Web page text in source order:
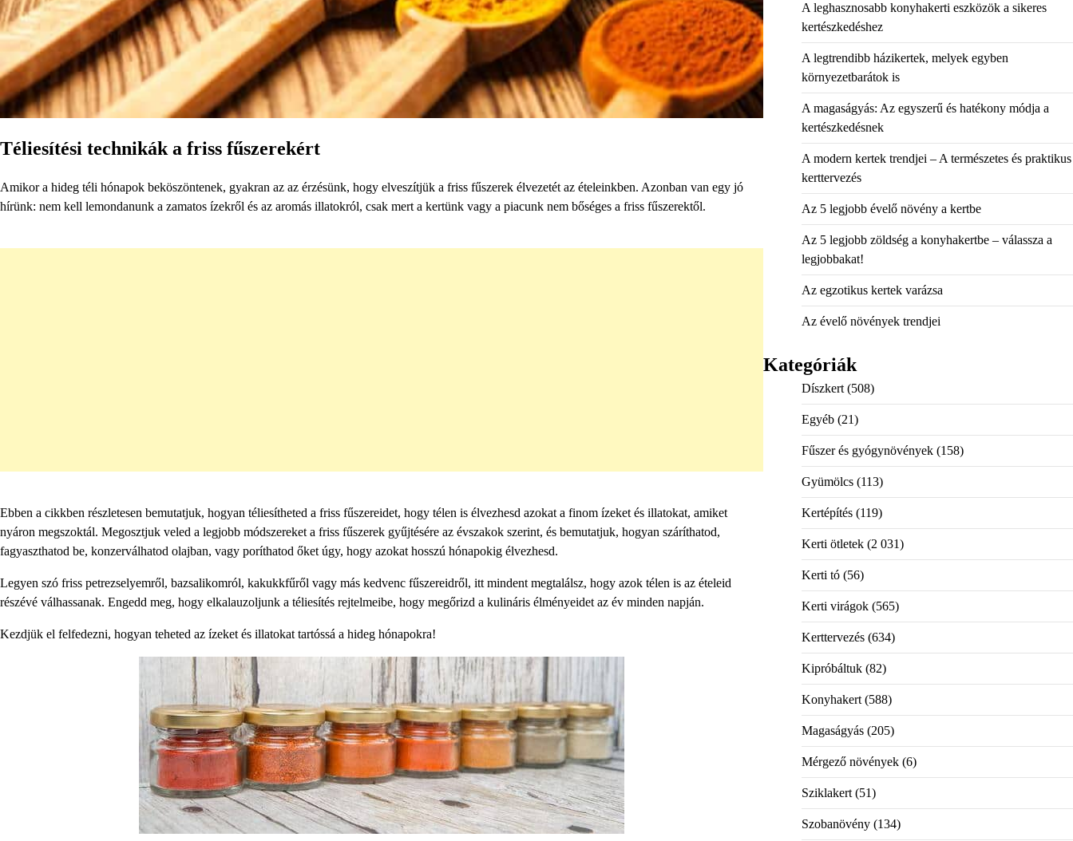
Téliesítési technikák a friss fűszerekért
Amikor a hideg téli hónapok beköszöntenek, gyakran az az érzésünk, hogy elveszítjük a friss fűszerek élvezetét az ételeinkben. Azonban van egy jó
hírünk: nem kell lemondanunk a zamatos ízekről és az aromás illatokról, csak mert a kertünk vagy a piacunk nem bőséges a friss fűszerektől.
Ebben a cikkben részletesen bemutatjuk, hogyan téliesítheted a friss fűszereidet, hogy télen is élvezhesd azokat a finom ízeket és illatokat, amiket
nyáron megszoktál. Megosztjuk veled a legjobb módszereket a friss fűszerek gyűjtésére az évszakok szerint, és bemutatjuk, hogyan száríthatod,
fagyaszthatod be, konzerválhatod olajban, vagy poríthatod őket úgy, hogy azokat hosszú hónapokig élvezhesd.
Legyen szó friss petrezselyemről, bazsalikomról, kakukkfűről vagy más kedvenc fűszereidről, itt mindent megtalálsz, hogy azok télen is az ételeid
részévé válhassanak. Engedd meg, hogy elkalauzoljunk a téliesítés rejtelmeibe, hogy megőrizd a kulináris élményeidet az év minden napján.
Kezdjük el felfedezni, hogyan teheted az ízeket és illatokat tartóssá a hideg hónapokra!
A leghasznosabb konyhakerti eszközök a sikeres
kertészkedéshez
A legtrendibb házikertek, melyek egyben
környezetbarátok is
A magaságyás: Az egyszerű és hatékony módja a
kertészkedésnek
A modern kertek trendjei – A természetes és praktikus
kerttervezés
Az 5 legjobb évelő növény a kertbe
Az 5 legjobb zöldség a konyhakertbe – válassza a
legjobbakat!
Az egzotikus kertek varázsa
Az évelő növények trendjei
Kategóriák
Díszkert(508)
Egyéb(21)
Fűszer és gyógynövények(158)
Gyümölcs(113)
Kertépítés(119)
Kerti ötletek(2 031)
Kerti tó(56)
Kerti virágok(565)
Kerttervezés(634)
Kipróbáltuk(82)
Konyhakert(588)
Magaságyás(205)
Mérgező növények(6)
Sziklakert(51)
Szobanövény(134)